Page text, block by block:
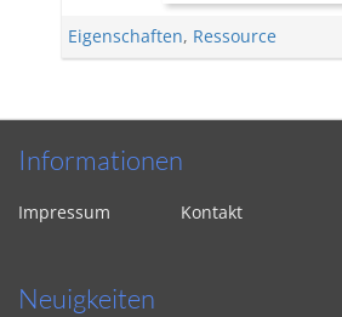
Eigenschaften, Ressource
Informationen
Impressum Kontakt
Neuigkeiten